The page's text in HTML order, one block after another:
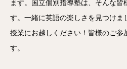
ます。国立個別指導塾は、そんな皆
す。一緒に英語の楽しさを見つけま
授業にお越しください！皆様のご参
す。